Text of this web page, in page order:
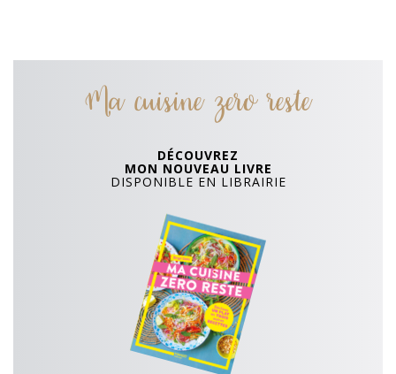
Ma cuisine zero reste
DÉCOUVREZ
MON NOUVEAU LIVRE
DISPONIBLE EN LIBRAIRIE